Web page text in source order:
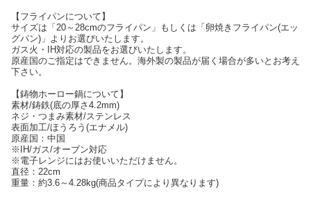
【フライパンについて】
サイズは「20～28cmのフライパン」もしくは「卵焼きフライパン(エッ
グパン)」よりお選びいたします。
ガス火・IH対応の製品をお選びいたします。
原産国のご指定はできません。海外製の製品が届く場合が多いとお考え
下さい。
【鋳物ホーロー鍋について】
素材/鋳鉄(底の厚さ4.2mm)
ネジ・つまみ素材/ステンレス
表面加工/ほうろう(エナメル)
原産国：中国
※IH/ガス/オーブン対応
※電子レンジにはお使いいただけません。
直径：22cm
重量：約3.6～4.28kg(商品タイプにより異なります)